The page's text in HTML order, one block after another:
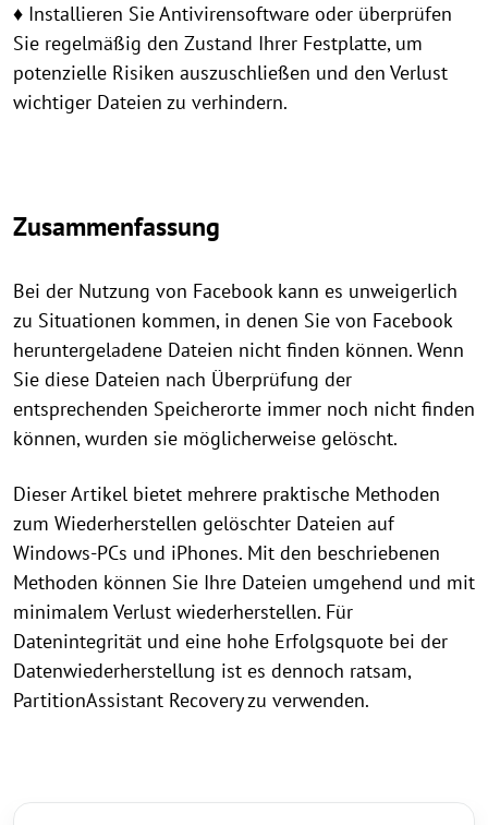
♦ Installieren Sie Antivirensoftware oder überprüfen
Sie regelmäßig den Zustand Ihrer Festplatte, um
potenzielle Risiken auszuschließen und den Verlust
wichtiger Dateien zu verhindern.
Zusammenfassung
Bei der Nutzung von Facebook kann es unweigerlich
zu Situationen kommen, in denen Sie von Facebook
heruntergeladene Dateien nicht finden können. Wenn
Sie diese Dateien nach Überprüfung der
entsprechenden Speicherorte immer noch nicht finden
können, wurden sie möglicherweise gelöscht.
Dieser Artikel bietet mehrere praktische Methoden
zum Wiederherstellen gelöschter Dateien auf
Windows-PCs und iPhones. Mit den beschriebenen
Methoden können Sie Ihre Dateien umgehend und mit
minimalem Verlust wiederherstellen. Für
Datenintegrität und eine hohe Erfolgsquote bei der
Datenwiederherstellung ist es dennoch ratsam,
PartitionAssistant Recovery zu verwenden.